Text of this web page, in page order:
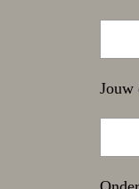
Jouw